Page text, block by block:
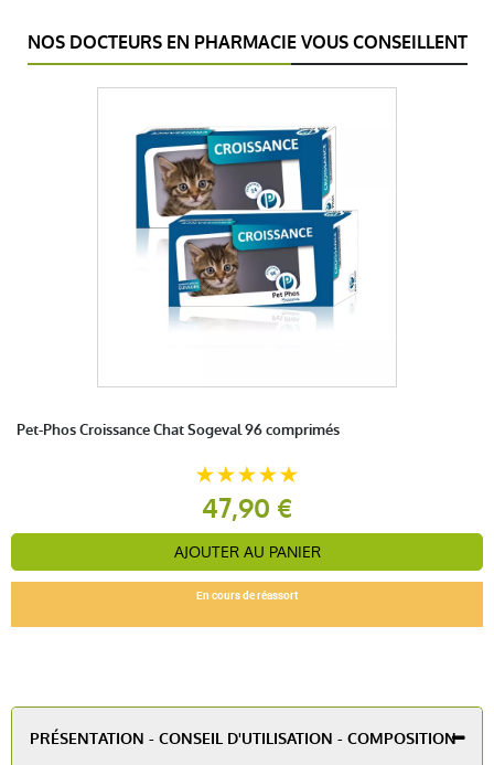
NOS DOCTEURS EN PHARMACIE VOUS CONSEILLENT
Pet-Phos Croissance Chat Sogeval 96 comprimés
47,90 €
AJOUTER AU PANIER
En cours de réassort
PRÉSENTATION - CONSEIL D'UTILISATION - COMPOSITION